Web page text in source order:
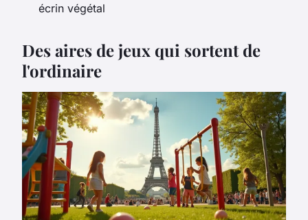
écrin végétal
Des aires de jeux qui sortent de
l'ordinaire